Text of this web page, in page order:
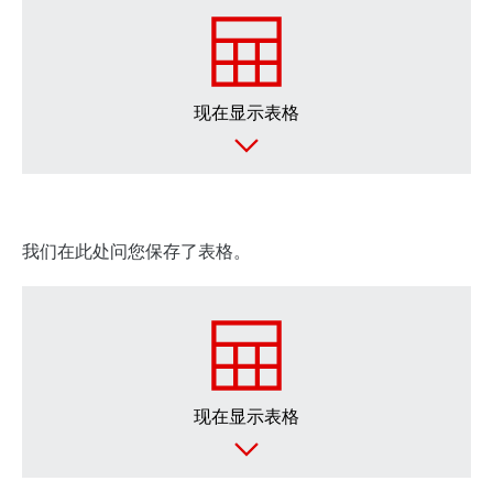
现在显示表格
我们在此处问您保存了表格。
现在显示表格